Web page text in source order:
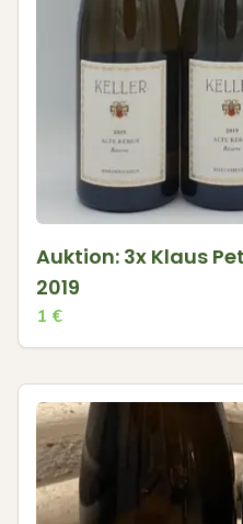
Auktion: 3x Klaus
2019
1 €